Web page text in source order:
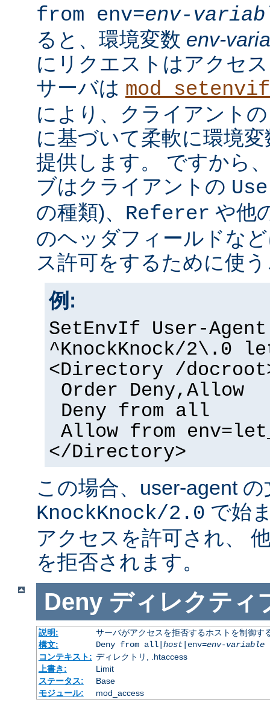
from env=env-
ると、環境変数 env-
にリクエストはアクセ
サーバは mod_setenvif
により、クライアント
に基づいて柔軟に環境
提供します。 ですから
ブはクライアントの
の種類)、 Referer や他
のヘッダフィールドな
ス許可をするために使
例:
SetEnvIf User-Agent
^KnockKnock/2\.0
<Directory /
Order Deny,Allow
Deny from all
Allow from
</Directory>
この場合、user-agent
KnockKnock/2.0 で始
アクセスを許可され、
を拒否されます。
Deny ディレクティ
説明:
サーバがアクセスを拒否するホストを制御す
構文:
Deny from all| host|env=env-variable
コンテキスト: ディレクトリ, .htaccess
上書き:
Limit
ステータス:
Base
モジュール:
mod_access